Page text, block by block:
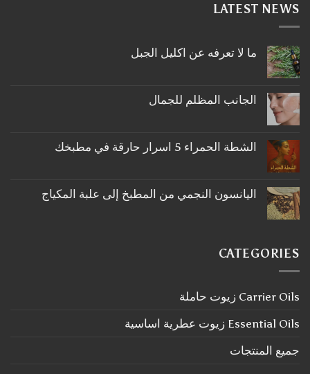
LATEST NEWS
ما لا تعرفه عن اكليل الجبل
على
ما
اكليل
الجبل
الجانب المظلم للجمال
على
الجانب
الشطة الحمراء 5 اسرار حارقة في مطبخك
على
الشطة
في
مطبخك
اليانسون النجمي من المطبخ إلى علبة المكياج
اليانسون
النجمي
علبة
المكياج
CATEGORIES
Carrier Oils زيوت حاملة
Essential Oils زيوت عطرية اساسية
جميع المنتجات